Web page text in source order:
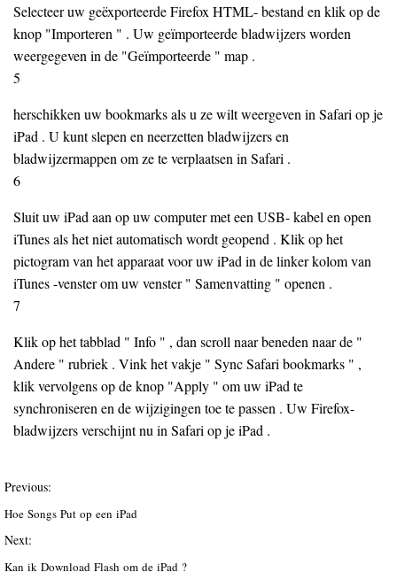
Selecteer uw geëxporteerde Firefox HTML- bestand en klik op de
knop "Importeren " . Uw geïmporteerde bladwijzers worden
weergegeven in de "Geïmporteerde " map .
5
herschikken uw bookmarks als u ze wilt weergeven in Safari op je
iPad . U kunt slepen en neerzetten bladwijzers en
bladwijzermappen om ze te verplaatsen in Safari .
6
Sluit uw iPad aan op uw computer met een USB- kabel en open
iTunes als het niet automatisch wordt geopend . Klik op het
pictogram van het apparaat voor uw iPad in de linker kolom van
iTunes -venster om uw venster " Samenvatting " openen .
7
Klik op het tabblad " Info " , dan scroll naar beneden naar de "
Andere " rubriek . Vink het vakje " Sync Safari bookmarks " ,
klik vervolgens op de knop "Apply " om uw iPad te
synchroniseren en de wijzigingen toe te passen . Uw Firefox-
bladwijzers verschijnt nu in Safari op je iPad .
Previous:
Hoe Songs Put op een iPad
Next:
Kan ik Download Flash om de iPad ?